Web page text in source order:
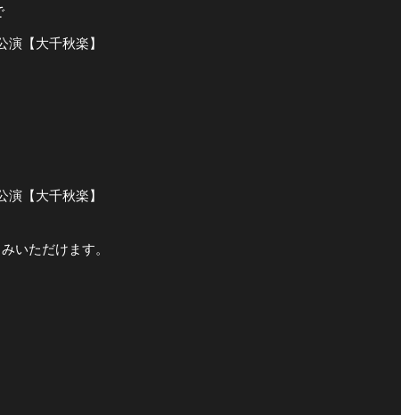
演【大千秋楽】
演【大千秋楽】
いただけます。